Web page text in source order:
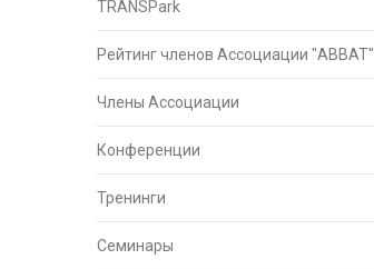
TRANSPark
Рейтинг членов Ассоциации "АВВАТ"
Члены Ассоциации
Конференции
Тренинги
Семинары